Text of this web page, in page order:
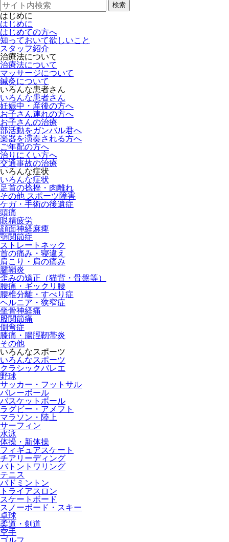
検索
はじめに
はじめに
はじめての方へ
知っておいて欲しいこと
スタッフ紹介
治療法について
治療法について
マッサージについて
鍼灸について
いろんな患者さん
いろんな患者さん
妊娠中・産後の方へ
お子さん連れの方へ
お子さんの治療
部活動をガンバル君へ
楽器を演奏される方へ
ご年配の方へ
治りにくい方へ
交通事故の治療
いろんな症状
いろんな症状
足首の捻挫・肉離れ
その他 スポーツ障害
ケガ・手術の後遺症
頭痛
眼精疲労
顔面神経麻痺
顎関節症
ストレートネック
首の痛み・寝違え
肩こり・肩の痛み
腱鞘炎
歪みの矯正（猫背・骨盤等）
腰痛・ギックリ腰
腰椎分離・すべり症
ヘルニア・狭窄症
坐骨神経痛
股関節痛
側弯症
膝痛・腸脛靭帯炎
その他
いろんなスポーツ
いろんなスポーツ
クラシックバレエ
野球
サッカー・フットサル
バレーボール
バスケットボール
ラグビー・アメフト
マラソン・陸上
サーフィン
水泳
体操・新体操
フィギュアスケート
チアリーディング
バトントワリング
テニス
バドミントン
トライアスロン
スケートボード
スノーボード・スキー
卓球
柔道・剣道
空手
ゴルフ